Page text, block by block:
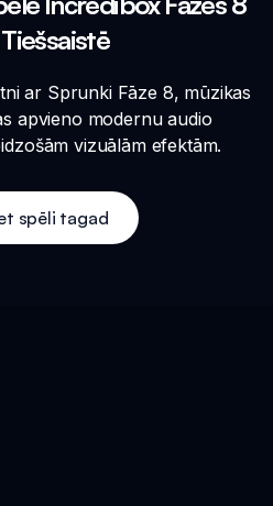
ar Sprunki Fāze 8, mūzikas
apvieno modernu audio
vizuālām efektām.
spēli tagad